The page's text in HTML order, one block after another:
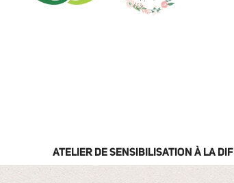
ATELIER DE SENSIBILISATION À LA